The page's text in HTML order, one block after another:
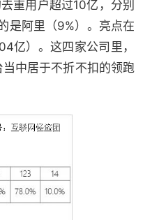
重用户超过10亿，分别
是阿里（9%）。亮点在
亿）。这四家公司里，
中居于不折不扣的领跑